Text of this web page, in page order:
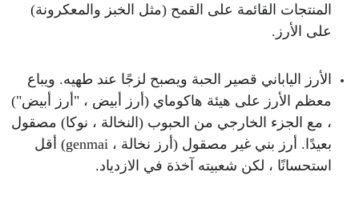
المنتجات القائمة على القمح (مثل الخبز والمعكرونة)
على الأرز.
الأرز الياباني قصير الحبة ويصبح لزجًا عند طهيه. ويباع
معظم الأرز على هيئة هاكوماي (أرز أبيض ، "أرز أبيض")
، مع الجزء الخارجي من الحبوب (النخالة ، نوكا) مصقول
بعيدًا. أرز بني غير مصقول (أرز نخالة ، genmai) أقل
استحسانًا ، لكن شعبيته آخذة في الازدياد.